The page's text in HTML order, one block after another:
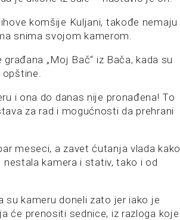
komšije Kuljani, takođe nemaju
snima svojom kamerom.
„Moj Bač“ iz Bača, kada su
i ona do danas nije pronađena! To
za rad i mogućnosti da prehrani
meseci, a zavet ćutanja vlada kako
kamera i stativ, tako i od
su kameru doneli zato jer iako je
će prenositi sednice, iz razloga koje